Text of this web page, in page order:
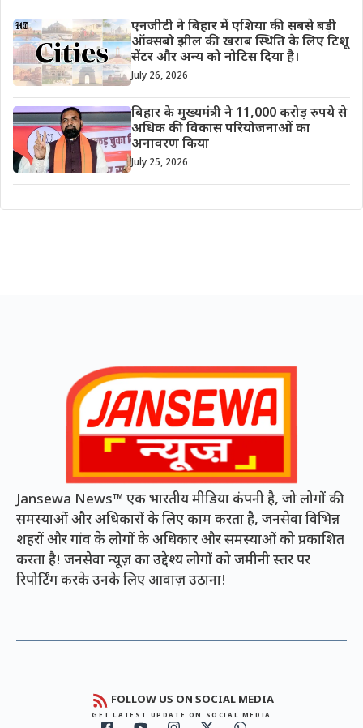
एनजीटी ने बिहार में एशिया की सबसे बड़ी
ऑक्सबो झील की खराब स्थिति के लिए टिशू
सेंटर और अन्य को नोटिस दिया है।
July 26, 2026
बिहार के मुख्यमंत्री ने 11,000 करोड़ रुपये से
अधिक की विकास परियोजनाओं का
अनावरण किया
July 25, 2026
Jansewa News™ एक भारतीय मीडिया कंपनी है, जो लोगों की
समस्याओं और अधिकारों के लिए काम करता है, जनसेवा विभिन्न
शहरों और गांव के लोगों के अधिकार और समस्याओं को प्रकाशित
करता है! जनसेवा न्यूज़ का उद्देश्य लोगों को जमीनी स्तर पर
रिपोर्टिंग करके उनके लिए आवाज़ उठाना!
FOLLOW US ON SOCIAL MEDIA
GET LATEST UPDATE ON SOCIAL MEDIA